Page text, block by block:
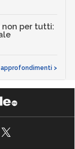
non per tutti:
>